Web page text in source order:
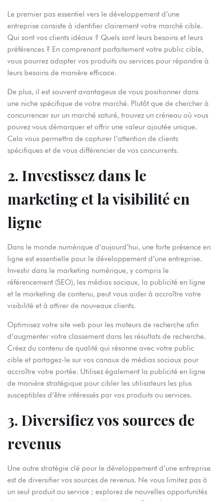
Le premier pas essentiel vers le développement d’une
entreprise consiste à identifier clairement votre marché cible.
Qui sont vos clients idéaux ? Quels sont leurs besoins et leurs
préférences ? En comprenant parfaitement votre public cible,
vous pourrez adapter vos produits ou services pour répondre à
leurs besoins de manière efficace.
De plus, il est souvent avantageux de vous positionner dans
une niche spécifique de votre marché. Plutôt que de chercher à
concurrencer sur un marché saturé, trouvez un créneau où vous
pouvez vous démarquer et offrir une valeur ajoutée unique.
Cela vous permettra de capturer l’attention de clients
spécifiques et de vous différencier de vos concurrents.
2. Investissez dans le
marketing et la visibilité en
ligne
Dans le monde numérique d’aujourd’hui, une forte présence en
ligne est essentielle pour le développement d’une entreprise.
Investir dans le marketing numérique, y compris le
référencement (SEO), les médias sociaux, la publicité en ligne
et le marketing de contenu, peut vous aider à accroître votre
visibilité et à attirer de nouveaux clients.
Optimisez votre site web pour les moteurs de recherche afin
d’augmenter votre classement dans les résultats de recherche.
Créez du contenu de qualité qui résonne avec votre public
cible et partagez-le sur vos canaux de médias sociaux pour
accroître votre portée. Utilisez également la publicité en ligne
de manière stratégique pour cibler les utilisateurs les plus
susceptibles d’être intéressés par vos produits ou services.
3. Diversifiez vos sources de
revenus
Une autre stratégie clé pour le développement d’une entreprise
est de diversifier vos sources de revenus. Ne vous limitez pas à
un seul produit ou service ; explorez de nouvelles opportunités